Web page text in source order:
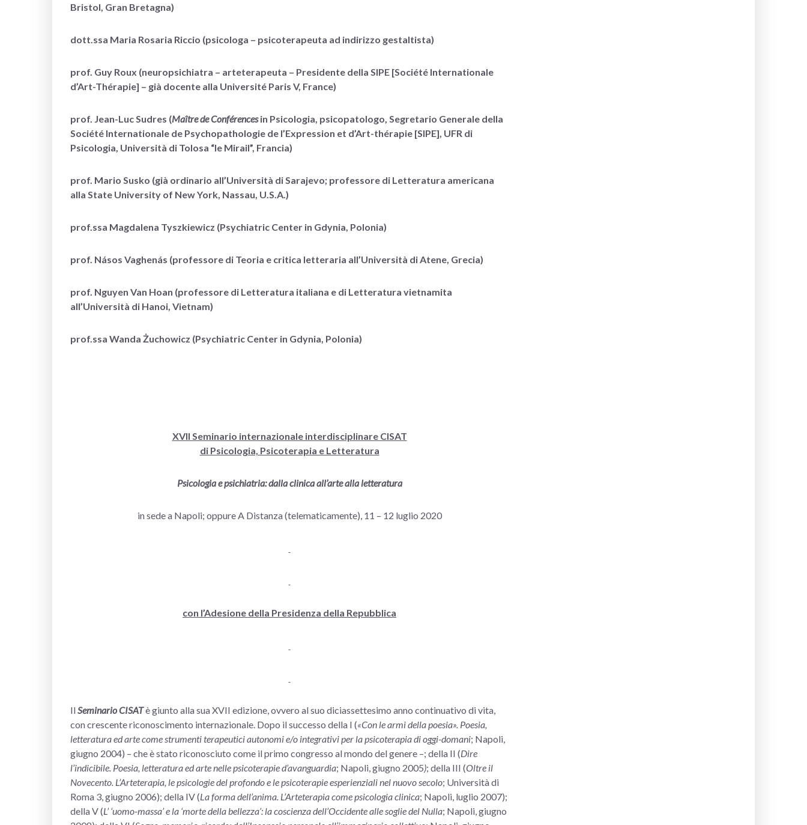
Bristol, Gran Bretagna)
dott.ssa Maria Rosaria Riccio (psicologa – psicoterapeuta ad indirizzo gestaltista)
prof. Guy Roux (neuropsichiatra – arteterapeuta – Presidente della SIPE [Société Internationale
d’Art-Thérapie] – già docente alla Université Paris V, France)
prof. Jean-Luc Sudres (Maître de Conférencesin Psicologia, psicopatologo, Segretario Generale della
Société Internationale de Psychopathologie de l’Expression et d’Art-thérapie [SIPE], UFR di
Psicologia, Università di Tolosa “le Mirail”, Francia)
prof. Mario Susko (già ordinario all’Università di Sarajevo; professore di Letteratura americana
alla State University of New York, Nassau, U.S.A.)
prof.ssa Magdalena Tyszkiewicz (Psychiatric Center in Gdynia, Polonia)
prof. Násos Vaghenás (professore di Teoria e critica letteraria all’Università di Atene, Grecia)
prof. Nguyen Van Hoan (professore di Letteratura italiana e di Letteratura vietnamita
all’Università di Hanoi, Vietnam)
prof.ssa Wanda Żuchowicz (Psychiatric Center in Gdynia, Polonia)
XVII Seminario internazionale interdisciplinare CISAT
di Psicologia, Psicoterapia e Letteratura
Psicologia e psichiatria: dalla clinica all’arte alla letteratura
in sede a Napoli; oppure A Distanza (telematicamente), 11 – 12 luglio 2020
con l’Adesione della Presidenza della Repubblica
IlSeminario CISATè giunto alla sua XVII edizione, ovvero al suo diciassettesimo anno continuativo di vita,
con crescente riconoscimento internazionale. Dopo il successo della I («Con le armi della poesia». Poesia,
letteratura ed arte come strumenti terapeutici autonomi e/o integrativi per la psicoterapia di oggi-domani; Napoli,
giugno 2004) – che è stato riconosciuto come il primo congresso al mondo del genere –; della II (Dire
l’indicibile. Poesia, letteratura ed arte nelle psicoterapie d’avanguardia; Napoli, giugno 2005); della III (Oltre il
Novecento. L’Arteterapia, le psicologie del profondo e le psicoterapie esperienziali nel nuovo secolo; Università di
Roma 3, giugno 2006); della IV (La forma dell’anima. L’Arteterapia come psicologia clinica; Napoli, luglio 2007);
della V (L’ ‘uomo-massa’ e la ‘morte della bellezza’: la coscienza dell’Occidente alle soglie del Nulla; Napoli, giugno